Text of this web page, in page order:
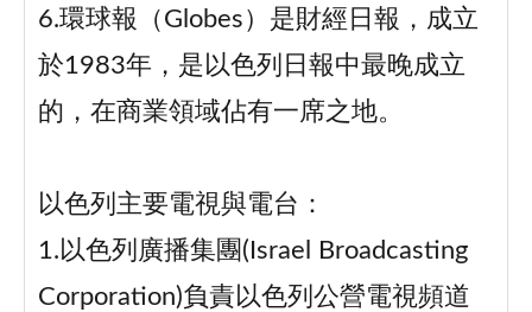
6.環球報（Globes）是財經日報，成立
於1983年，是以色列日報中最晚成立
的，在商業領域佔有一席之地。
以色列主要電視與電台：
1.以色列廣播集團(Israel Broadcasting
Corporation)負責以色列公營電視頻道